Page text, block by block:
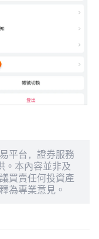
平台，證券服務
。本內容並非及
買賣任何投資產
為專業意見。